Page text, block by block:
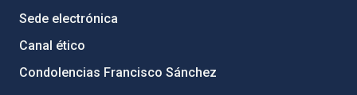
Sede electrónica
Canal ético
Condolencias Francisco Sánchez